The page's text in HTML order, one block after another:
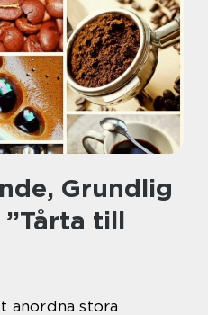
Grundlig
till
anordna stora